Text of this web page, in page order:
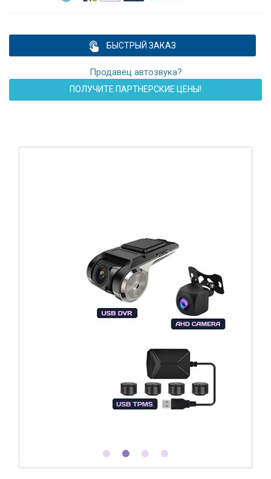
БЫСТРЫЙ ЗАКАЗ
Продавец автозвука?
ПОЛУЧИТЕ ПАРТНЕРСКИЕ ЦЕНЫ!